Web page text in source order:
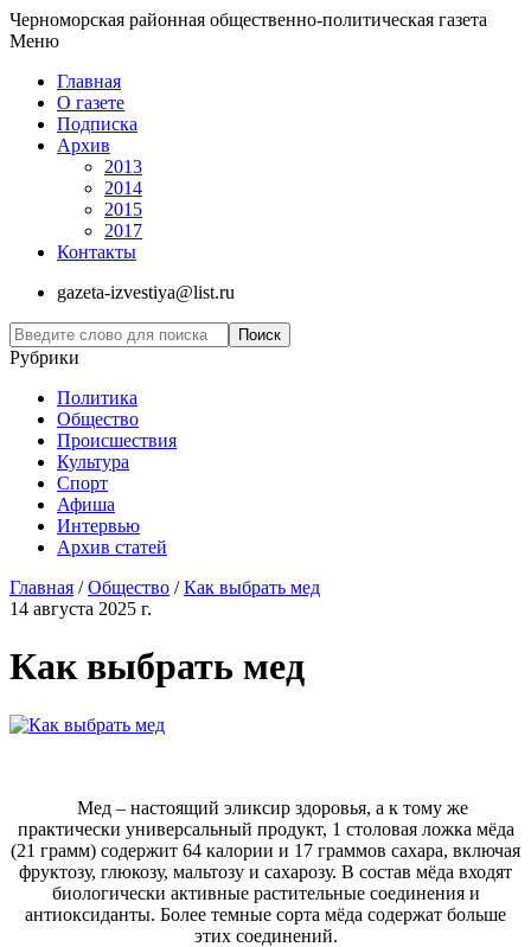
Черноморская районная общественно-политическая газета
Меню
Главная
О газете
Подписка
Архив
2013
2014
2015
2017
Контакты
gazeta-izvestiya@list.ru
Рубрики
Политика
Общество
Проиcшествия
Культура
Спорт
Афиша
Интервью
Архив статей
Главная /Общество /Как выбрать мед
14 августа 2025 г.
Как выбрать мед
Мед – настоящий эликсир здоровья, а к тому же
практически универсальный продукт, 1 столовая ложка мёда
(21 грамм) содержит 64 калории и 17 граммов сахара, включая
фруктозу, глюкозу, мальтозу и сахарозу. В состав мёда входят
биологически активные растительные соединения и
антиоксиданты. Более темные сорта мёда содержат больше
этих соединений.